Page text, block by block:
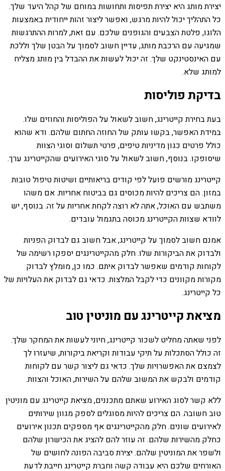
יצירת מותג היא יצירת תפיסות ותחושות במוחם של קהל היעד שלך.
כל התהליך יכול להיות מרגש, ואפשר ליצור זהות ייחודית באמצעות
הלוגו, פלטת הצבעים והגופנים שלכם. עם זאת, למרות ההתרגשות
שמגיעה עם הרכבת מותג, עדיין חשוב לסמוך על הבטן שלך וללכת
עם האינסטינקט שלך. זה יכול לעשות את ההבדל בין מותג מצליח
למותג שלא.
בדיקת פוליסות
בעת בחירת קייטרינג, חשוב לשאול על הפוליסות והחוזים שלו.
במידת האפשר, בקשו עותק של החוזה החתום שלהם. ודא שהוא
כולל פרטים כגון מדיניות טיפים, פרטי תשלום וסוגי הצוות
שיסופקו. בנוסף, חשוב לשאול על סוגי האירועים שהקייטרינג ערך.
קייטרינג מורשים פועל לפי קודים בריאותיים ושיטות טיפול טובות
במזון. הם צריכים להיות מכוסים גם בביטוח אחריות. אם משהו
משתבש עם האוכל, אתה לא רוצה לקחת אחריות על זה. בנוסף, יש
לוודא שצוות הקייטרינג מכוסה בתגמול עובדים.
אמנם חשוב לסמוך על קייטרינג, אבל חשוב גם לבדוק הפניות
ולבדוק את הביקורות שלו. חלק מהקייטרינגים יספקו רשימה של
לקוחות קודמים שאפשר לבדוק איתם. כמו כן, מומלץ לבדוק
מקורות מקוונים כדי לקבל המלצות. כדאי גם לבדוק את העלויות של
כל קייטרינג.
מציאת קייטרינג עם מוניטין טוב
לפני שאתה מחליט לשכור קייטרינג, חיוני לעשות את המחקר שלך.
זה כולל הסתכלות על תיקי עבודות וקריאת ביקורות, שיעזרו לך
לצמצם את האפשרויות שלך. כדאי גם ליצור קשר עם לקוחות
קודמים ולבקש את המשוב שלהם על השירות, האוכל והצוות.
ללא קשר לסוג האירוע שאתם מתכננים, מציאת קייטרינג עם מוניטין
טוב חשובה. הם צריכים להיות מסוגלים לספק מגוון שירותים
לאירועים שונים. חלק מהקייטרינגים אף מספקים תכנון אירועים
כחלק מהשירות שלהם. זה עוזר להם להציג את הכישרון שלהם
ולשפר את המוניטין שלהם. יצירת סביבה הפונה לחושים של
האורחים שלכם היא עבודה קשה וחברת קייטרינג חייבת לדעת